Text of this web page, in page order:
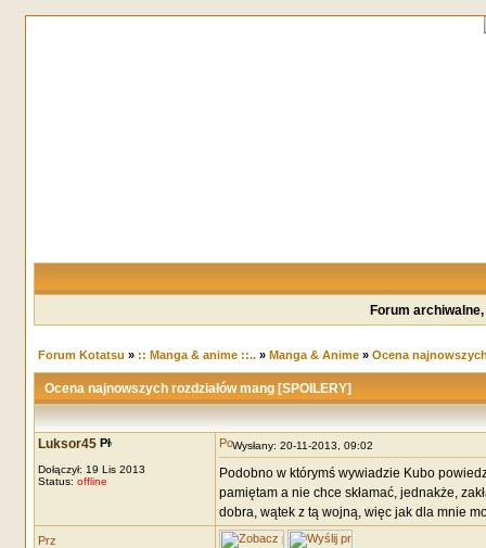
Forum
Forum Kotatsu » :: Manga & anime ::..» Manga & Anime» Ocena
Ocena najnowszych rozdziałów mang [SPOILERY]
Luksor45
Dołączył: 19 Lis 2013
Status: offline
Wysłany: 20-11-2013, 09:02
Podobno w którymś wywiadzie Kubo
pamiętam a nie chce skłamać, jednakże,
dobra, wątek z tą wojną, więc jak dla mnie